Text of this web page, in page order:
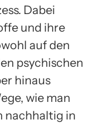
Dabei
und ihre
auf den
psychischen
hinaus
wie man
nachhaltig in